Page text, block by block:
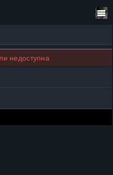
недоступна